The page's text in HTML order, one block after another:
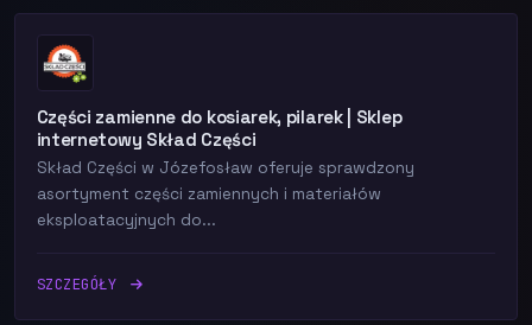
Części zamienne do kosiarek, pilarek | Sklep
internetowy Skład Części
Skład Części w Józefosław oferuje sprawdzony
asortyment części zamiennych i materiałów
eksploatacyjnych do...
SZCZEGÓŁY